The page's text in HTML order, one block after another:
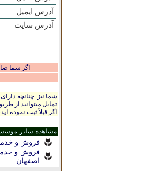
آدرس ایمیل
آدرس سایت
اگر شما
شما نیز چنانچه
تمایل میتوانید از
اگر قبلاً ثبت نموده
مشاهده سایر
فروش و
فروش و
اصفهان